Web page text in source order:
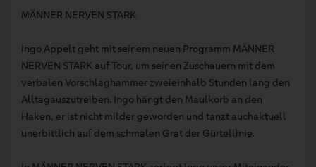
MÄNNER NERVEN STARK
Ingo Appelt geht mit seinem neuen Programm MÄNNER
NERVEN STARK auf Tour, um seinen Zuschauern mit dem
verbalen Vorschlaghammer zweieinhalb Stunden lang den
Alltagauszutreiben. Ingo hängt den Maulkorb an den
Haken, er ist nicht milder geworden und tanzt auchaktuell
unerbittlich auf dem schmalen Grat der Gürtellinie.